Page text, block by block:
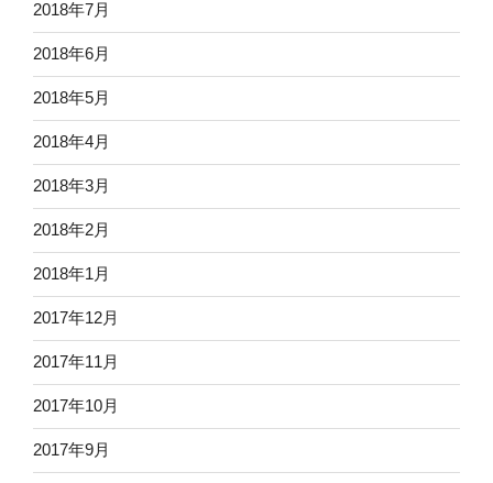
2018年7月
2018年6月
2018年5月
2018年4月
2018年3月
2018年2月
2018年1月
2017年12月
2017年11月
2017年10月
2017年9月